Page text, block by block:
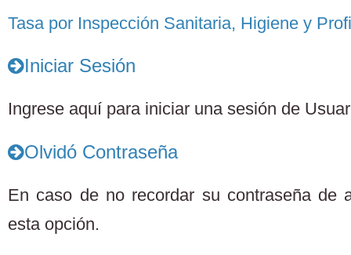
Tasa por Inspección Sanitaria, Higiene y
Iniciar Sesión
Ingrese aquí para iniciar una sesión de
Olvidó Contraseña
En caso de no recordar su contraseña de
esta opción.